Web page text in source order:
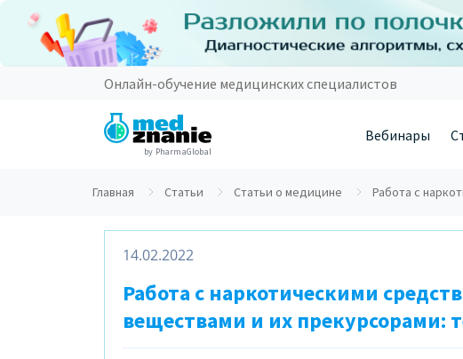
Онлайн-обучение медицинских специалистов
by PharmaGlobal
Вебинары
Главная Статьи Статьи о медицине Работа с
14.02.2022
Работа с наркотическими
веществами и их прекурсорами: